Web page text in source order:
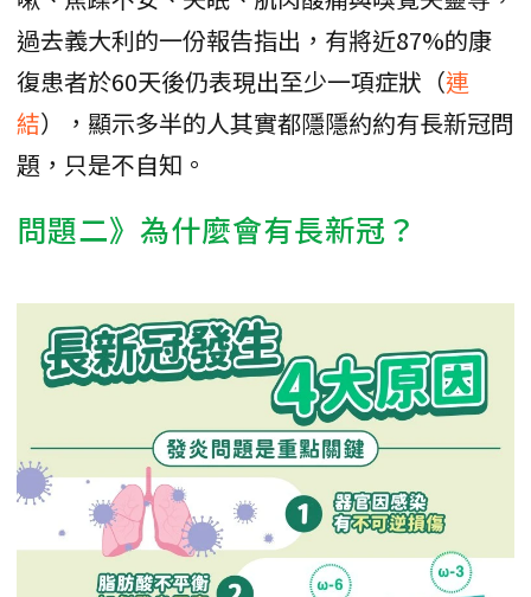
過去義大利的一份報告指出，有將近87%的康
復患者於60天後仍表現出至少一項症狀（連
結），顯示多半的人其實都隱隱約約有長新冠問
題，只是不自知。
問題二》為什麼會有長新冠？